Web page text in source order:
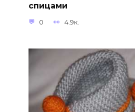
спицами
0 4.9к.